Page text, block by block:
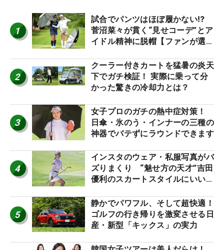
1
試合でパンツはほぼ履かない⁉
菅沼菜々が貫く“見せコーデ”とア
イドル精神に脱帽【ファンが選ぶ
2
クーラー付きカートを猛暑の炎天
下でガチ検証！ 実際に乗って分
かった驚きの冷却力とは？
3
女子プロのガチの熱中症対策！
日傘・氷のう・インナーの三種の
神器でバテずにラウンドできます
4
インスタのウェア・私服写真がバ
ズりまくり “魅せ方の天才”吉田
優利のスカートスタイルにいい
5
静かでパワフル、そして超快適！
ゴルフの行き帰りを激変させる日
産・新型「キックス」の実力